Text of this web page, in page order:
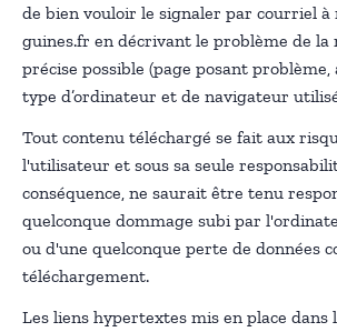
de bien vouloir le signaler par courriel
guines.fr en décrivant le problème de la
précise possible (page posant problème,
type d’ordinateur et de navigateur
Tout contenu téléchargé se fait aux
l'utilisateur et sous sa seule
conséquence, ne saurait être tenu
quelconque dommage subi par
ou d'une quelconque perte de données
téléchargement.
Les liens hypertextes mis en place dans